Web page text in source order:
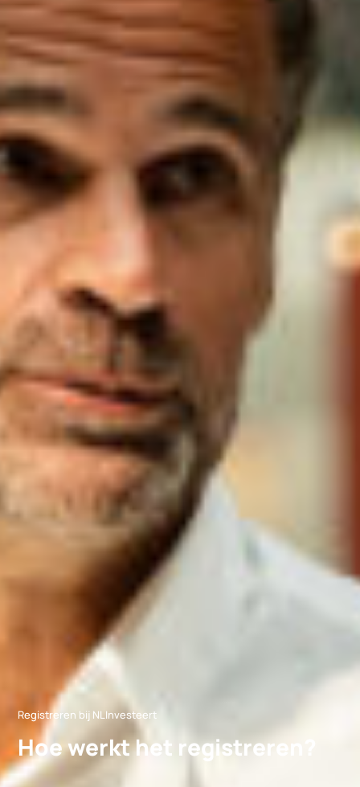
Registreren bij NLInvesteert
Hoe werkt het registreren?